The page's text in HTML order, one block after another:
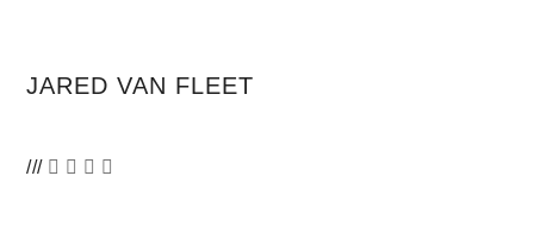
JARED VAN FLEET
///